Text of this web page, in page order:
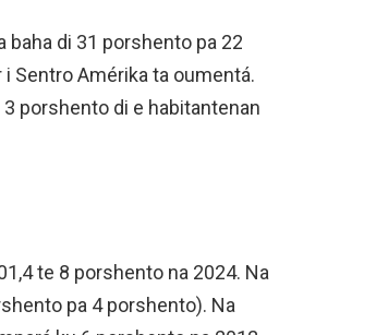
baha di 31 porshento pa 22
Sentro Amérika ta oumentá.
porshento di e habitantenan
te 8 porshento na 2024. Na
pa 4 porshento). Na